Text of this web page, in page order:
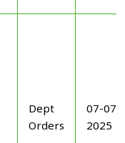
Dept
Orders
07-07-
2025